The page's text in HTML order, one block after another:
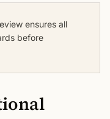
ensures all
before